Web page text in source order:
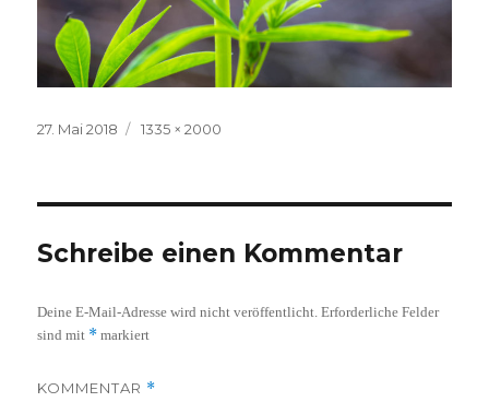
Veröffentlicht
27. Mai 2018
Volle
1335 × 2000
Schreibe einen Kommentar
Deine E-Mail-Adresse wird nicht veröffentlicht. Erforderliche Felder
sind mit * markiert
KOMMENTAR *